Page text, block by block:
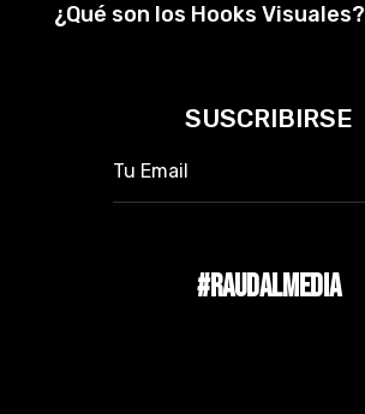
¿Qué son los Hooks Visuales?
SUSCRIBIRSE
#RAUDALMEDIA